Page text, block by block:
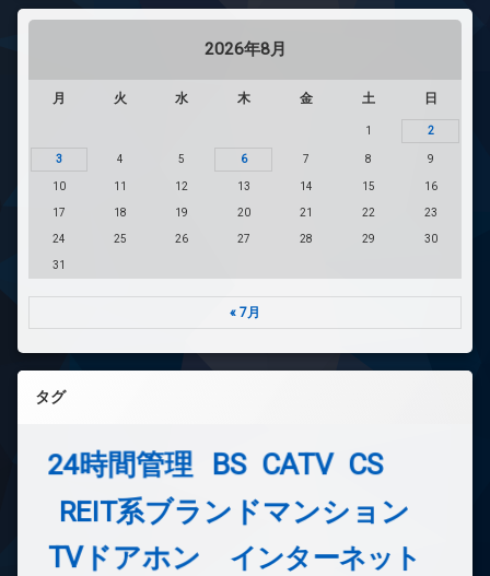
2026年8月
月 火 水 木 金 土 日
1 2
3 4 5 6 7 8 9
10 11 12 13 14 15 16
17 18 19 20 21 22 23
24 25 26 27 28 29 30
31
« 7月
タグ
24時間管理 BS CATV CS
REIT系ブランドマンション
TVドアホン インターネット